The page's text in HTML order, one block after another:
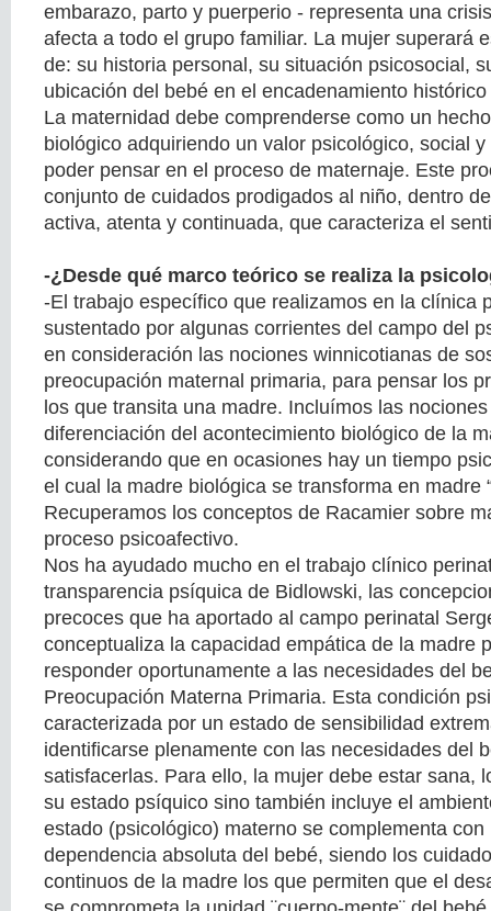
embarazo, parto y puerperio - representa una
afecta a todo el grupo familiar. La mujer superará
de: su historia personal, su situación psicosocial,
ubicación del bebé en el encadenamiento
La maternidad debe comprenderse como un
biológico adquiriendo un valor psicológico, social
poder pensar en el proceso de maternaje. Este
conjunto de cuidados prodigados al niño, dentro
activa, atenta y continuada, que caracteriza el
-¿Desde qué marco teórico se realiza la
-El trabajo específico que realizamos en la clínica
sustentado por algunas corrientes del campo del
en consideración las nociones winnicotianas de
preocupación maternal primaria, para pensar los
los que transita una madre. Incluímos las
diferenciación del acontecimiento biológico de la
considerando que en ocasiones hay un tiempo
el cual la madre biológica se transforma en madre
Recuperamos los conceptos de Racamier sobre
proceso psicoafectivo.
Nos ha ayudado mucho en el trabajo clínico
transparencia psíquica de Bidlowski, las
precoces que ha aportado al campo perinatal
conceptualiza la capacidad empática de la madre
responder oportunamente a las necesidades del
Preocupación Materna Primaria. Esta condición
caracterizada por un estado de sensibilidad
identificarse plenamente con las necesidades del
satisfacerlas. Para ello, la mujer debe estar sana,
su estado psíquico sino también incluye el
estado (psicológico) materno se complementa con
dependencia absoluta del bebé, siendo los
continuos de la madre los que permiten que el